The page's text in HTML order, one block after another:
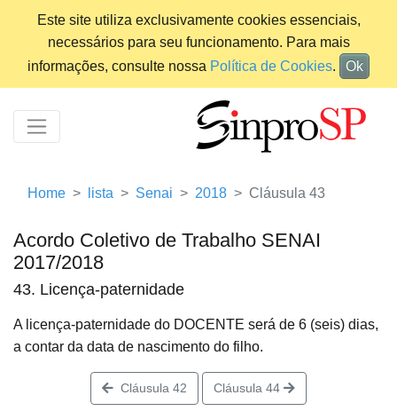
Este site utiliza exclusivamente cookies essenciais,
necessários para seu funcionamento. Para mais
informações, consulte nossa Política de Cookies. Ok
Home lista Senai 2018 Cláusula 43
Acordo Coletivo de Trabalho SENAI
2017/2018
43. Licença-paternidade
A licença-paternidade do DOCENTE será de 6 (seis) dias,
a contar da data de nascimento do filho.
Cláusula 42 Cláusula 44